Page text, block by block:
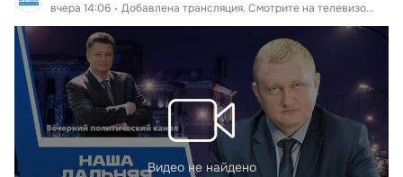
вчера 14:06 Добавлена трансляция. Смотрите на телевизоре в
Видео не найдено